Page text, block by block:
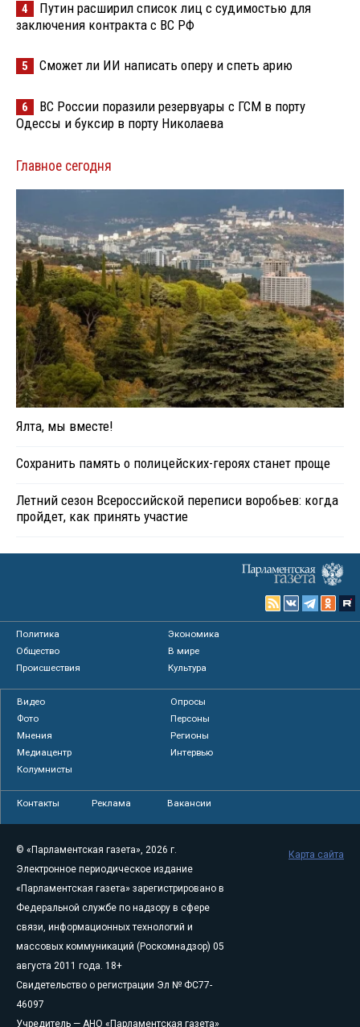
4
Путин расширил список лиц с судимостью для
заключения контракта с ВС РФ
5 Сможет ли ИИ написать оперу и спеть арию
6
ВС России поразили резервуары с ГСМ в порту
Одессы и буксир в порту Николаева
Главное сегодня
Ялта, мы вместе!
Сохранить память о полицейских-героях станет проще
Летний сезон Всероссийской переписи воробьев: когда
пройдет, как принять участие
Политика
Экономика
Общество
В мире
Происшествия
Культура
Видео
Опросы
Фото
Персоны
Мнения
Регионы
Медиацентр
Интервью
Колумнисты
Контакты Реклама Вакансии
© «Парламентская газета», 2026 г.
Электронное периодическое издание
«Парламентская газета» зарегистрировано в
Федеральной службе по надзору в сфере
связи, информационных технологий и
массовых коммуникаций (Роскомнадзор) 05
августа 2011 года. 18+
Свидетельство о регистрации Эл № ФС77-
46097
Учредитель — АНО «Парламентская газета»
Карта сайта